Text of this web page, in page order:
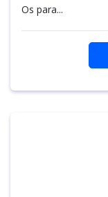
Os para...